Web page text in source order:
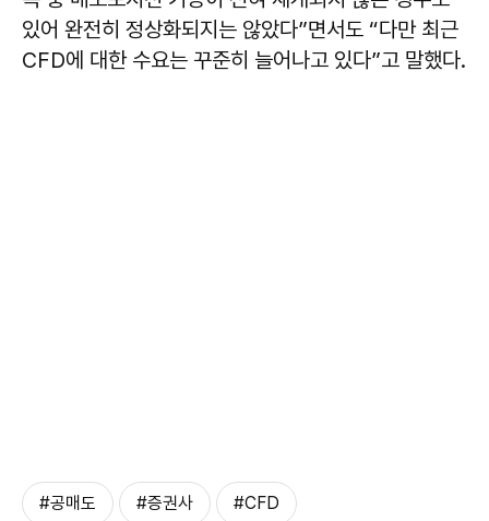
있어 완전히 정상화되지는 않았다”면서도 “다만 최근
CFD에 대한 수요는 꾸준히 늘어나고 있다”고 말했다.
#공매도 #증권사 #CFD